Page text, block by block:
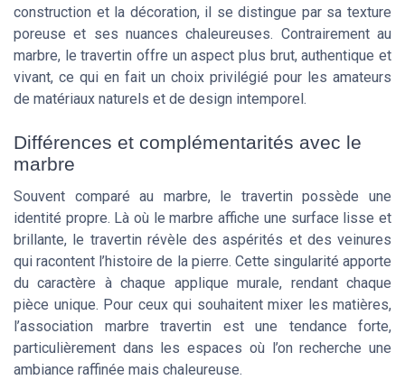
construction et la décoration, il se distingue par sa texture
poreuse et ses nuances chaleureuses. Contrairement au
marbre, le travertin offre un aspect plus brut, authentique et
vivant, ce qui en fait un choix privilégié pour les amateurs
de matériaux naturels et de design intemporel.
Différences et complémentarités avec le
marbre
Souvent comparé au marbre, le travertin possède une
identité propre. Là où le marbre affiche une surface lisse et
brillante, le travertin révèle des aspérités et des veinures
qui racontent l’histoire de la pierre. Cette singularité apporte
du caractère à chaque applique murale, rendant chaque
pièce unique. Pour ceux qui souhaitent mixer les matières,
l’association marbre travertin est une tendance forte,
particulièrement dans les espaces où l’on recherche une
ambiance raffinée mais chaleureuse.